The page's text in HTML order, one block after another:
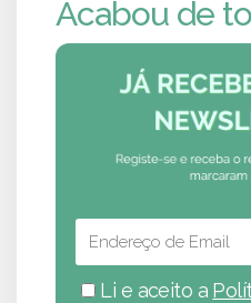
Acabou de
Li e aceito a